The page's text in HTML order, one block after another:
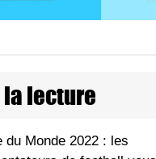
lecture
du Monde 2022 : les